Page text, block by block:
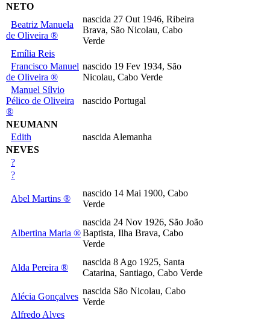
NETO
Beatriz Manuela
de Oliveira ®
nascida 27 Out 1946, Ribeira
Brava, São Nicolau, Cabo
Verde
Emília Reis
Francisco Manuel
de Oliveira ®
nascido 19 Fev 1934, São
Nicolau, Cabo Verde
Manuel Sílvio
Pélico de Oliveira
®
nascido Portugal
NEUMANN
Edith
nascida Alemanha
NEVES
?
?
Abel Martins ®
nascido 14 Mai 1900, Cabo
Verde
Albertina Maria ®
nascida 24 Nov 1926, São João
Baptista, Ilha Brava, Cabo
Verde
Alda Pereira ®
nascida 8 Ago 1925, Santa
Catarina, Santiago, Cabo Verde
Alécia Gonçalves
nascida São Nicolau, Cabo
Verde
Alfredo Alves